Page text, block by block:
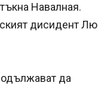
Навалная.
дисидент Лю
да